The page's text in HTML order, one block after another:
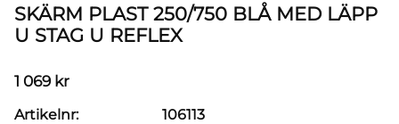
SKÄRM PLAST 250/750 BLÅ MED LÄPP
U STAG U REFLEX
1 069kr
Artikelnr 106113